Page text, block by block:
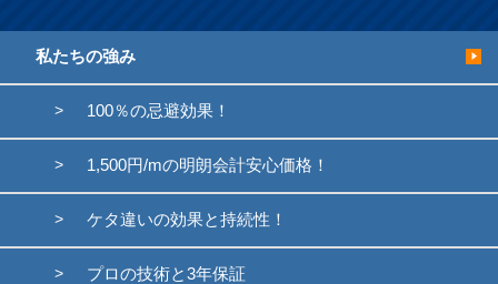
私たちの強み
100％の忌避効果！
1,500円/mの明朗会計安心価格！
ケタ違いの効果と持続性！
プロの技術と3年保証